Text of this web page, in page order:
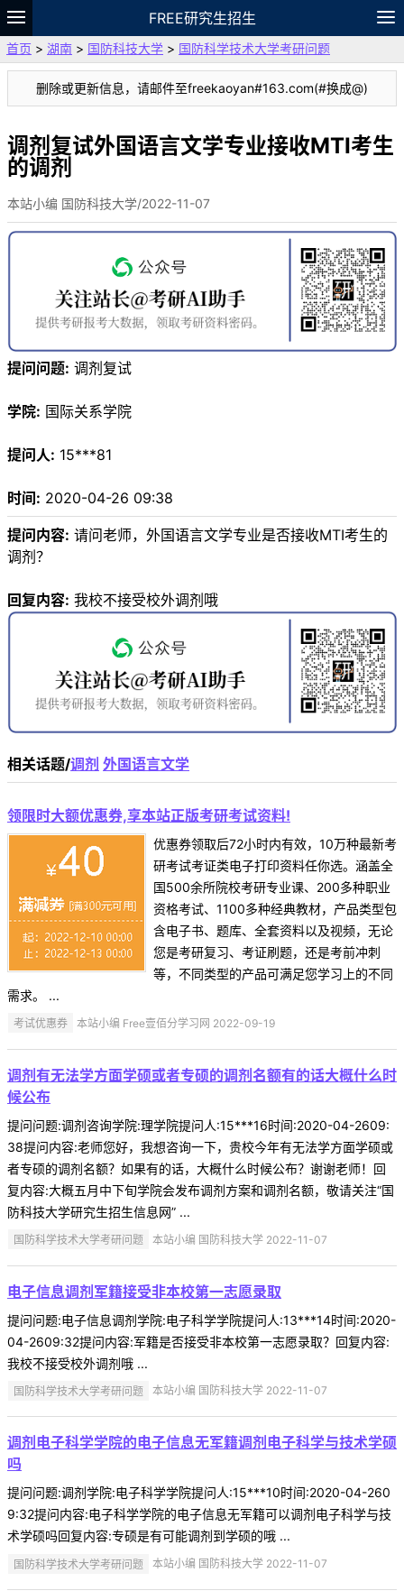
FREE研究生招生
题库
故事 专题 APP 笔记
论坛
VIP
资料
首页 > 湖南 > 国防科技大学 > 国防科学技术大学考研问题
删除或更新信息，请邮件至freekaoyan#163.com(#换成@)
调剂复试外国语言文学专业接收MTI考生
的调剂
本站小编 国防科技大学/2022-11-07
提问问题: 调剂复试
学院: 国际关系学院
提问人: 15***81
时间: 2020-04-26 09:38
提问内容: 请问老师，外国语言文学专业是否接收MTI考生的
调剂？
回复内容: 我校不接受校外调剂哦
相关话题/调剂 外国语言文学
领限时大额优惠券,享本站正版考研考试资料!
优惠券领取后72小时内有效，10万种最新考
研考试考证类电子打印资料任你选。涵盖全
国500余所院校考研专业课、200多种职业
资格考试、1100多种经典教材，产品类型包
含电子书、题库、全套资料以及视频，无论
您是考研复习、考证刷题，还是考前冲刺
等，不同类型的产品可满足您学习上的不同
需求。 ...
考试优惠券 本站小编 Free壹佰分学习网 2022-09-19
调剂有无法学方面学硕或者专硕的调剂名额有的话大概什么时
候公布
提问问题:调剂咨询学院:理学院提问人:15***16时间:2020-04-2609:
38提问内容:老师您好，我想咨询一下，贵校今年有无法学方面学硕或
者专硕的调剂名额？如果有的话，大概什么时候公布？谢谢老师！回
复内容:大概五月中下旬学院会发布调剂方案和调剂名额，敬请关注“国
防科技大学研究生招生信息网” ...
国防科学技术大学考研问题 本站小编 国防科技大学 2022-11-07
电子信息调剂军籍接受非本校第一志愿录取
提问问题:电子信息调剂学院:电子科学学院提问人:13***14时间:2020-
04-2609:32提问内容:军籍是否接受非本校第一志愿录取？回复内容:
我校不接受校外调剂哦 ...
国防科学技术大学考研问题 本站小编 国防科技大学 2022-11-07
调剂电子科学学院的电子信息无军籍调剂电子科学与技术学硕
吗
提问问题:调剂学院:电子科学学院提问人:15***10时间:2020-04-260
9:32提问内容:电子科学学院的电子信息无军籍可以调剂电子科学与技
术学硕吗回复内容:专硕是有可能调剂到学硕的哦 ...
国防科学技术大学考研问题 本站小编 国防科技大学 2022-11-07